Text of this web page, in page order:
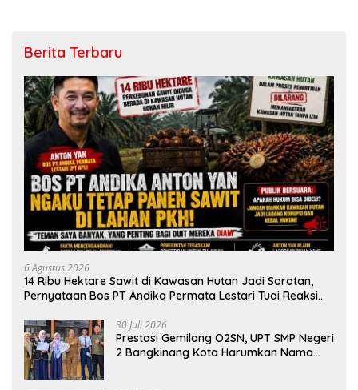
Berita Terbaru
6 Agustus 2026
14 Ribu Hektare Sawit di Kawasan Hutan Jadi Sorotan,
Pernyataan Bos PT Andika Permata Lestari Tuai Reaksi
30 Juli 2026
Prestasi Gemilang O2SN, UPT SMP Negeri
2 Bangkinang Kota Harumkan Nama